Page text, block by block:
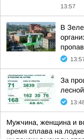
13:57
В
За
Мужчина, женщина и
время сплава на